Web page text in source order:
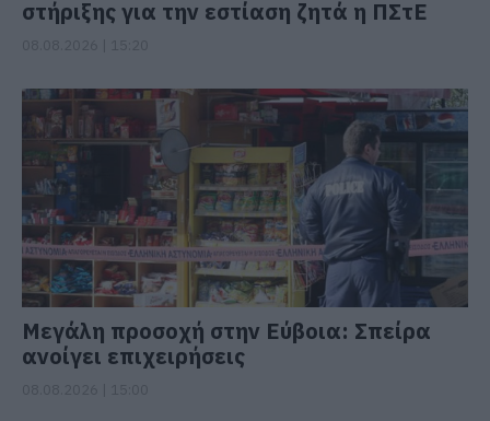
στήριξης για την εστίαση ζητά η ΠΣτΕ
Μεγάλη προσοχή στην Εύβοια: Σπείρα
ανοίγει επιχειρήσεις